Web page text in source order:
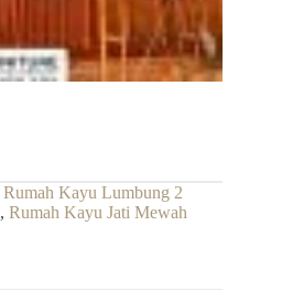
Rumah Kayu Lumbung 2
, Rumah Kayu Jati Mewah